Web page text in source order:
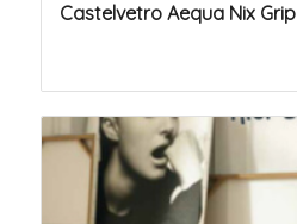
Castelvetro Aequa Nix Grip